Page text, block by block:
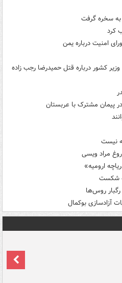
به سخره گرفت
کرد
امنیت درباره یمن
کشور درباره قتل حمیدرضا رجب زاده
پیمان مشترک با عربستان
نیست
مراد ویسی
ارومیه»
شکست
رگبار روس‌ها
آزادسازی بوکمال